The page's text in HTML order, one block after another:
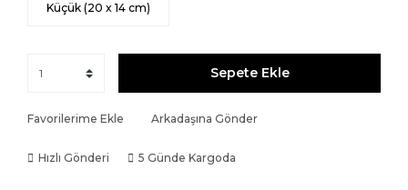
Küçük (20 x 14 cm)
Sepete Ekle
Favorilerime Ekle Arkadaşına Gönder
Hızlı Gönderi 5 Günde Kargoda